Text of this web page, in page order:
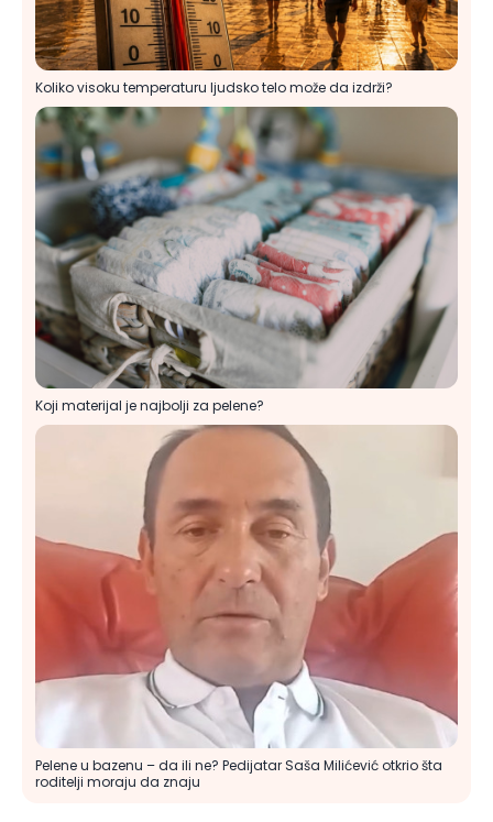
Koliko visoku temperaturu ljudsko telo može da izdrži?
Koji materijal je najbolji za pelene?
Pelene u bazenu – da ili ne? Pedijatar Saša Milićević otkrio šta
roditelji moraju da znaju